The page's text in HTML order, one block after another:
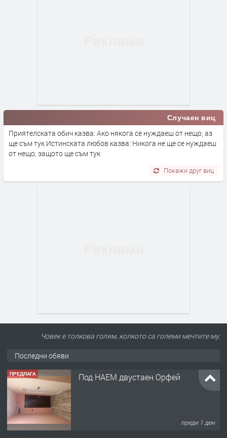
Случаен виц
Приятелската обич казва: Ако някога се нуждаеш от нещо, аз
ще съм тук Истинската любов казва: Никога не ще се нуждаеш
от нещо, защото ще съм тук
Покажи друг виц
Човек е толкова голям, колкото са големи мечтите му.
Последни обяви
ПРЕДЛАГА Под НАЕМ двустаен Орфей
преди 1 ден